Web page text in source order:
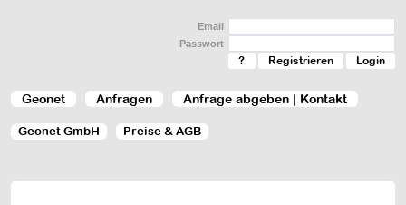
Geonet Anfragen Anfrage abgeben | Kontakt
Email
Passwort
? Registrieren
Geonet GmbH Preise & AGB